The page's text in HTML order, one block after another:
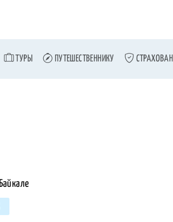
ТУРЫ ПУТЕШЕСТВЕННИКУ